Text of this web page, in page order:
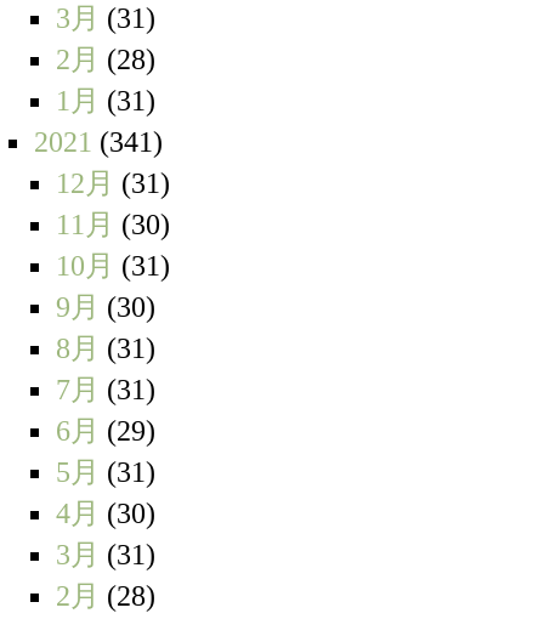
3月 (31)
2月 (28)
1月 (31)
2021 (341)
12月 (31)
11月 (30)
10月 (31)
9月 (30)
8月 (31)
7月 (31)
6月 (29)
5月 (31)
4月 (30)
3月 (31)
2月 (28)